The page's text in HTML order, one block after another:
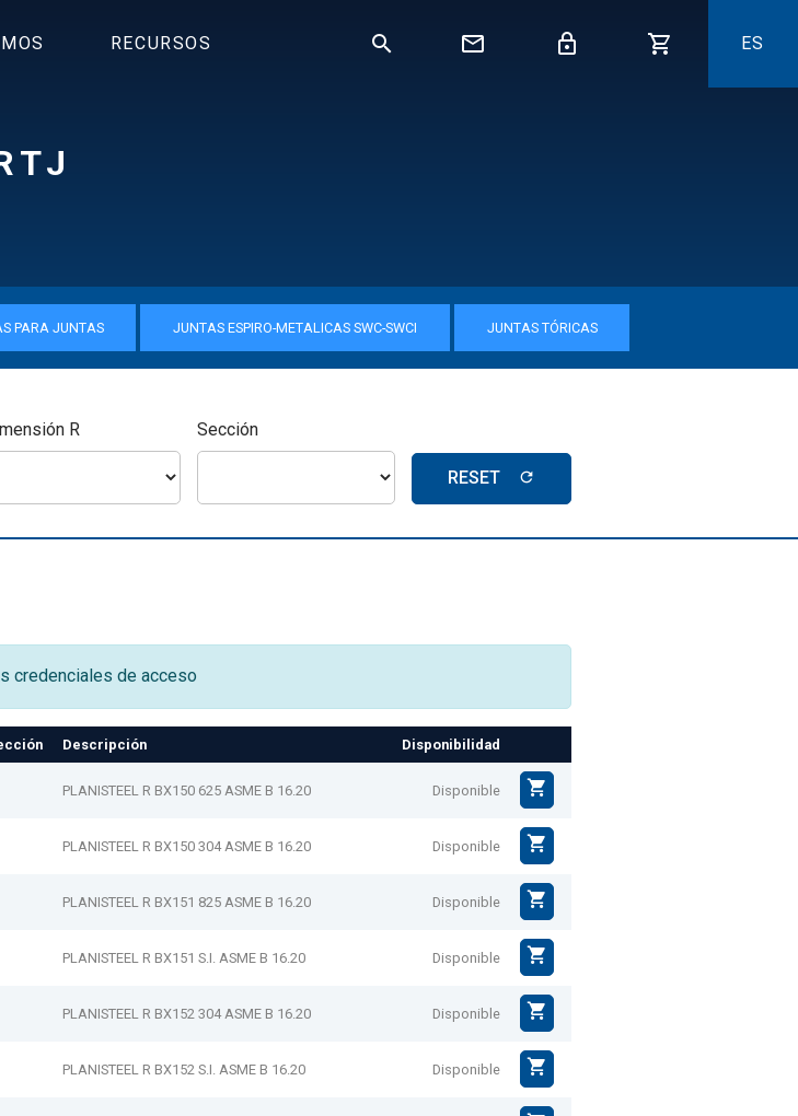
RECURSOS ES
PARA JUNTAS JUNTAS ESPIRO-METALICAS SWC-SWCI JUNTAS TÓRICAS
R Sección
RESET
credenciales de acceso
Descripción Disponibilidad
PLANISTEEL R BX150 625 ASME B 16.20 Disponible
PLANISTEEL R BX150 304 ASME B 16.20 Disponible
PLANISTEEL R BX151 825 ASME B 16.20 Disponible
PLANISTEEL R BX151 S.I. ASME B 16.20 Disponible
PLANISTEEL R BX152 304 ASME B 16.20 Disponible
PLANISTEEL R BX152 S.I. ASME B 16.20 Disponible